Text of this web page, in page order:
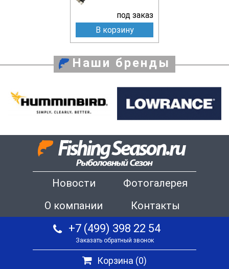
под заказ
В корзину
Наши бренды
Новости
Фотогалерея
О компании
Контакты
+7 (499) 398 22 54
Заказать обратный звонок
Корзина (0)